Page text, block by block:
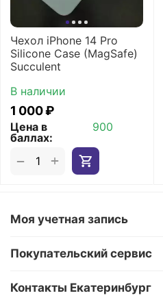
Чехол iPhone 14 Pro
Silicone Case (MagSafe)
Succulent
В наличии
1 000₽
Цена в
баллах:
900
+
−
Моя учетная запись
Покупательский сервис
Контакты Екатеринбург